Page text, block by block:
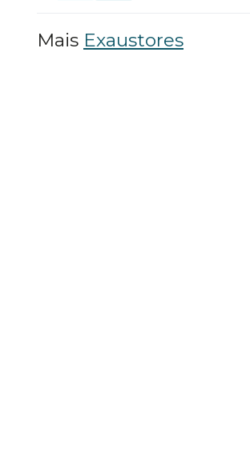
Mais Exaustores